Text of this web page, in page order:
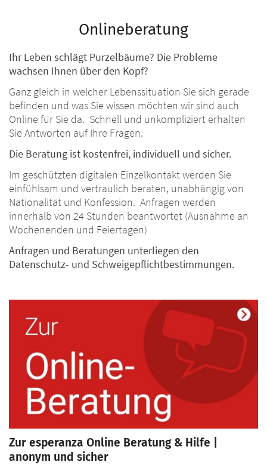
Onlineberatung
Ihr Leben schlägt Purzelbäume? Die Probleme
wachsen Ihnen über den Kopf?
Ganz gleich in welcher Lebenssituation Sie sich gerade
befinden und was Sie wissen möchten wir sind auch
Online für Sie da. Schnell und unkompliziert erhalten
Sie Antworten auf Ihre Fragen.
Die Beratung ist kostenfrei, individuell und sicher.
Im geschützten digitalen Einzelkontakt werden Sie
einfühlsam und vertraulich beraten, unabhängig von
Nationalität und Konfession. Anfragen werden
innerhalb von 24 Stunden beantwortet (Ausnahme an
Wochenenden und Feiertagen)
Anfragen und Beratungen unterliegen den
Datenschutz- und Schweigepflichtbestimmungen.
Zur esperanza Online Beratung & Hilfe |
anonym und sicher